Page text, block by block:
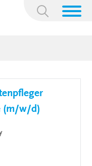
Suchbegriff:
(m/w/d)